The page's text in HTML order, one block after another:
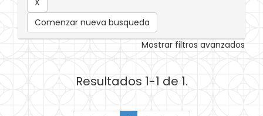
Comenzar nueva busqueda
Mostrar filtros avanzados
Resultados 1-1 de 1.